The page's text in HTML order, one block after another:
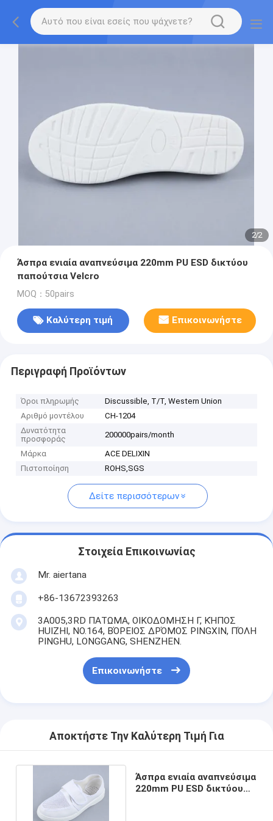
2/2
Άσπρα ενιαία αναπνεύσιμα 220mm PU ESD δικτύου
παπούτσια Velcro
MOQ：50pairs
Καλύτερη τιμή Επικοινωνήστε
Περιγραφή Προϊόντων
Όροι πληρωμής
Discussible, T/T, Western Union
Αριθμό μοντέλου
CH-1204
Δυνατότητα
προσφοράς
200000pairs/month
Μάρκα
ACE DELIXIN
Πιστοποίηση
ROHS,SGS
Δείτε περισσότερων
Στοιχεία Επικοινωνίας
Mr. aiertana
+86-13672393263
3A005,3RD ΠΑΤΩΜΑ, ΟΙΚΟΔΟΜΗΣΗ Γ, ΚΉΠΟΣ
HUIZHI, NO.164, ΒΌΡΕΙΟΣ ΔΡΌΜΟΣ PINGXIN, ΠΌΛΗ
PINGHU, LONGGANG, SHENZHEN.
Επικοινωνήστε
Αποκτήστε Την Καλύτερη Τιμή Για
Άσπρα ενιαία αναπνεύσιμα
220mm PU ESD δικτύου